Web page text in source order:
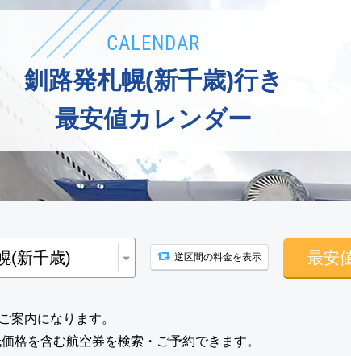
CALENDAR
釧路発札幌(新千歳)行き
最安値カレンダー
逆区間の料金を表示 最安
案内になります。
格を含む航空券を検索・ご予約できます。